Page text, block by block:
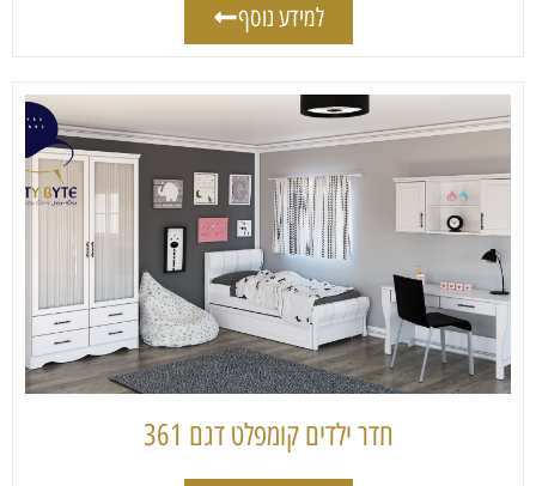
למידע נוסף
חדר ילדים קומפלט דגם 361